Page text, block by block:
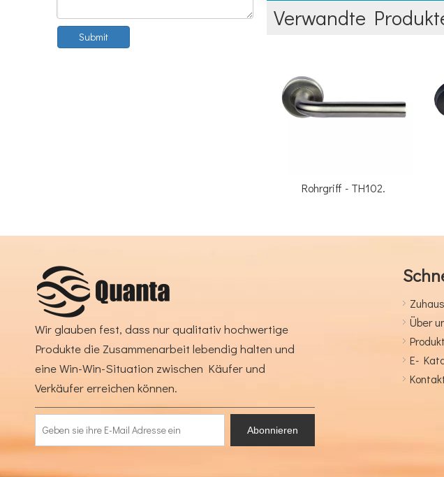
Submit
Verwandte
Rohrgriff - TH102. Tube
Wir glauben fest, dass nur qualitativ hochwertige
Produkte die Zusammenarbeit lebendig halten und
eine Win-Win-Situation zwischen Käufer und
Verkäufer erreichen können.
Abonnieren
Über
E-